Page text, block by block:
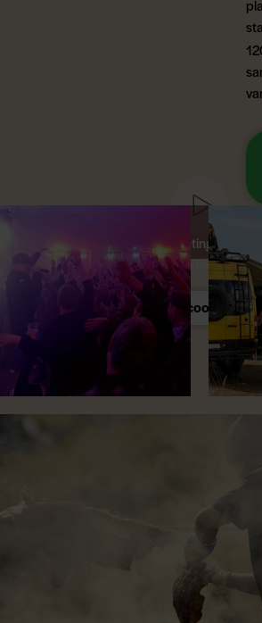
Du skal acceptere marketing-cookies
video.
Opdatér dit